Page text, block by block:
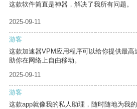
这款软件简直是神器，解决了我所有问题。
2025-09-11
游客
这款加速器VPM应用程序可以给你提供最
助你在网络上自由移动。
2025-09-11
游客
这款app就像我的私人助理，随时随地为我